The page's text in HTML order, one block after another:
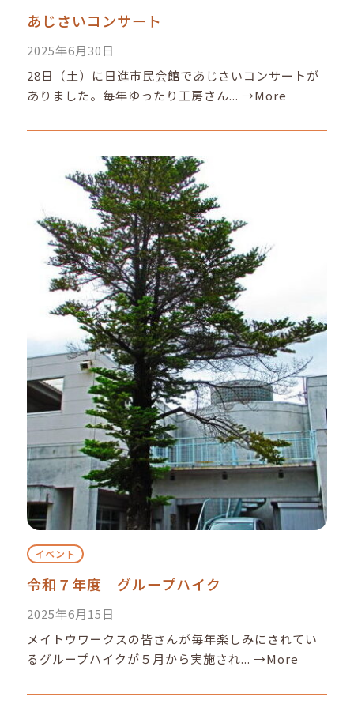
あじさいコンサート
2025年6月30日
28日（土）に日進市民会館であじさいコンサートが
ありました。毎年ゆったり工房さん...→More
イベント
令和７年度 グループハイク
2025年6月15日
メイトウワークスの皆さんが毎年楽しみにされてい
るグループハイクが５月から実施され...→More